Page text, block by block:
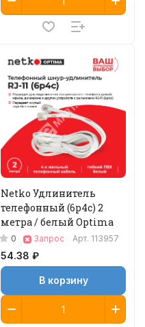
Netko Удлинитель
телефонный (6р4с) 2
метра / белый Optima
0 Запрос Арт. 113957
54.38 ₽
В корзину